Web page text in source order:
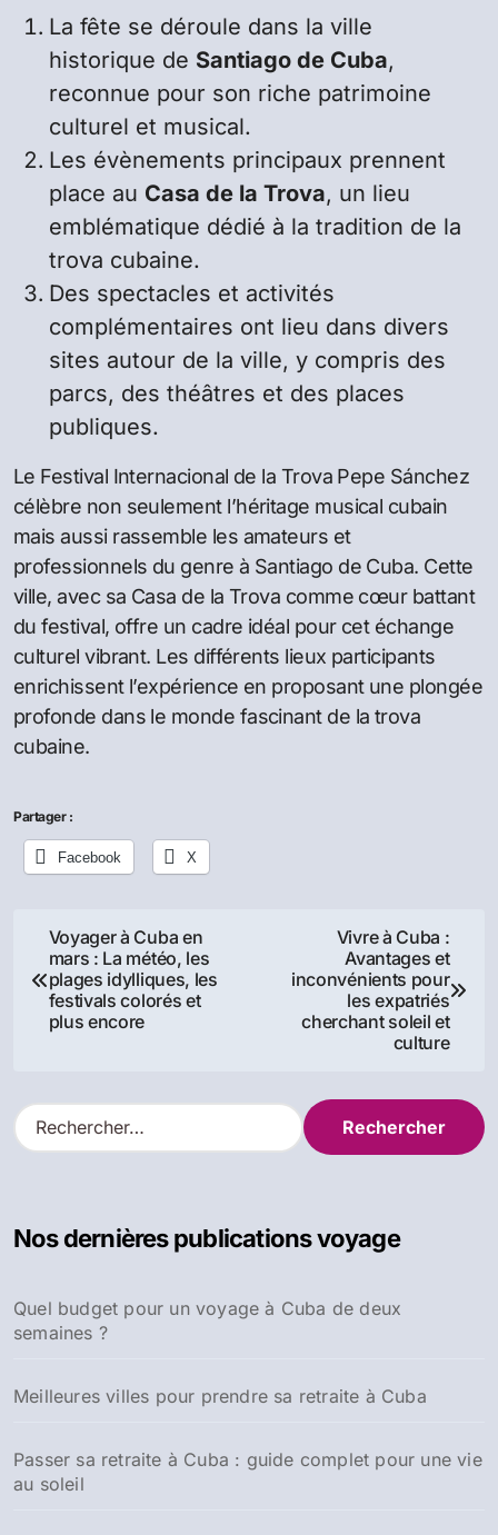
La fête se déroule dans la ville
historique de Santiago de Cuba,
reconnue pour son riche patrimoine
culturel et musical.
Les évènements principaux prennent
place au Casa de la Trova, un lieu
emblématique dédié à la tradition de la
trova cubaine.
Des spectacles et activités
complémentaires ont lieu dans divers
sites autour de la ville, y compris des
parcs, des théâtres et des places
publiques.
Le Festival Internacional de la Trova Pepe Sánchez
célèbre non seulement l’héritage musical cubain
mais aussi rassemble les amateurs et
professionnels du genre à Santiago de Cuba. Cette
ville, avec sa Casa de la Trova comme cœur battant
du festival, offre un cadre idéal pour cet échange
culturel vibrant. Les différents lieux participants
enrichissent l’expérience en proposant une plongée
profonde dans le monde fascinant de la trova
cubaine.
Partager :
Facebook X
Navigation
de
l’article
Voyager à Cuba en
mars : La météo, les
plages idylliques, les
festivals colorés et
plus encore
Vivre à Cuba :
Avantages et
inconvénients pour
les expatriés
cherchant soleil et
culture
R
e
r
e
r
Nos dernières publications voyage
Quel budget pour un voyage à Cuba de deux
semaines ?
Meilleures villes pour prendre sa retraite à Cuba
Passer sa retraite à Cuba : guide complet pour une vie
au soleil